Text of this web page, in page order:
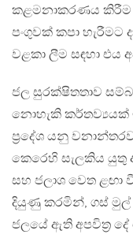
කළමනාකරණය කිරීම
පංගුවක් කපා හැරීමට
වළකා ලීම සඳහා එය
ජල සුරක්ෂිතතාව
නොහැකි කර්තව්‍යයක්
ප්‍රදේශ යනු
කෙරෙහි සැලකිය යුතු
සහ ජලාශ වෙත ළඟා
දියුණු කරමින්, ගස් මුල්
ජලයේ ඇති අපවිත්‍ර